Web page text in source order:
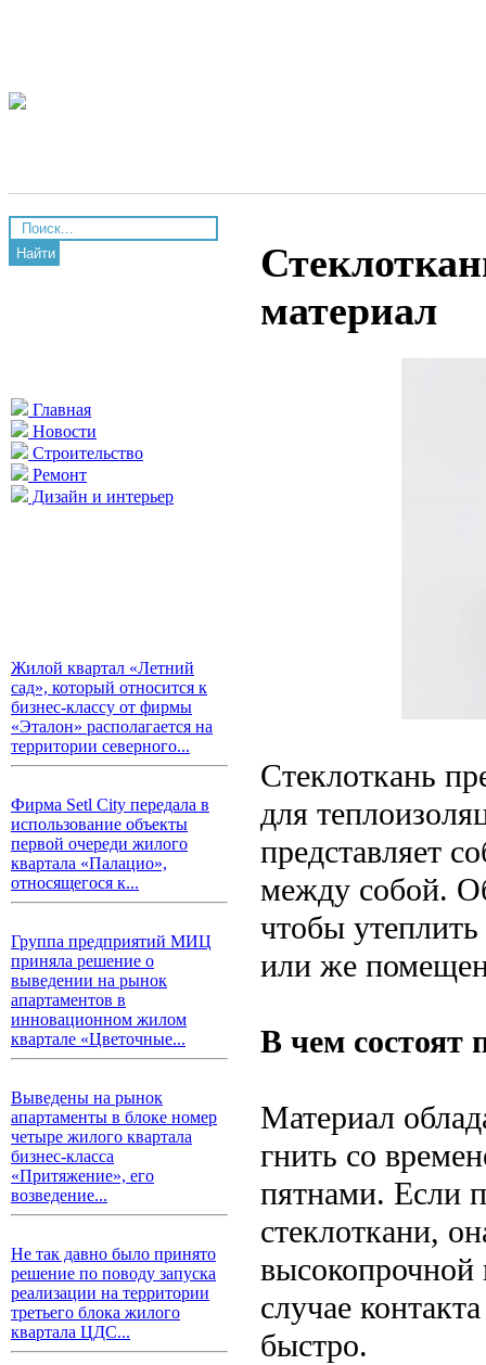
Найти
Главная
Новости
Строительство
Ремонт
Дизайн и интерьер
Жилой квартал «Летний
сад», который относится к
бизнес-классу от фирмы
«Эталон» располагается на
территории северного...
Фирма Setl City передала в
использование объекты
первой очереди жилого
квартала «Палацио»,
относящегося к...
Группа предприятий МИЦ
приняла решение о
выведении на рынок
апартаментов в
инновационном жилом
квартале «Цветочные...
Выведены на рынок
апартаменты в блоке номер
четыре жилого квартала
бизнес-класса
«Притяжение», его
возведение...
Не так давно было принято
решение по поводу запуска
реализации на территории
третьего блока жилого
квартала ЦДС...
материал
Стеклоткань
для
представляет
между собой.
чтобы
или же
В чем состоят
Материал
гнить со
пятнами. Если
стеклоткани,
высокопрочной
случае
быстро.